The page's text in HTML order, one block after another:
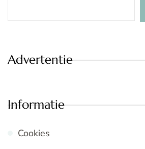
Advertentie
Informatie
Cookies